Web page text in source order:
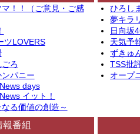
！！（ご意見・ご感
ツLOVERS
ろ
パニー
days
イット！
る価値の創造～
ひろし
夢キラ
日向坂
天気予
ずきゅ
TSS批
オープ
報番組